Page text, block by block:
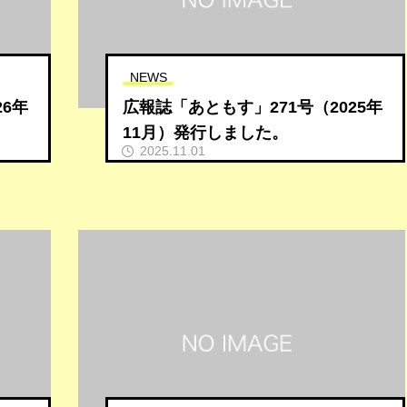
年
NEWS
広報誌「あともす」271号（2025年
11月）発行しました。
2025.11.01